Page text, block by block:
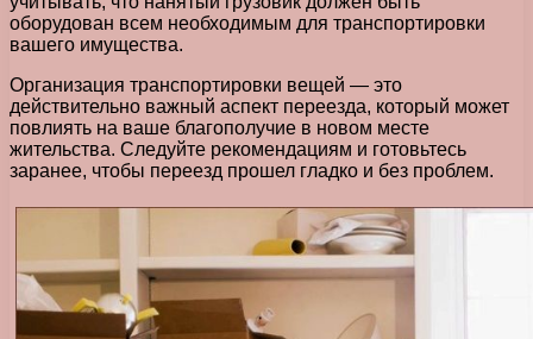
оборудован всем необходимым для транспортировки
вашего имущества.
Организация транспортировки вещей — это
действительно важный аспект переезда, который может
повлиять на ваше благополучие в новом месте
жительства. Следуйте рекомендациям и готовьтесь
заранее, чтобы переезд прошел гладко и без проблем.